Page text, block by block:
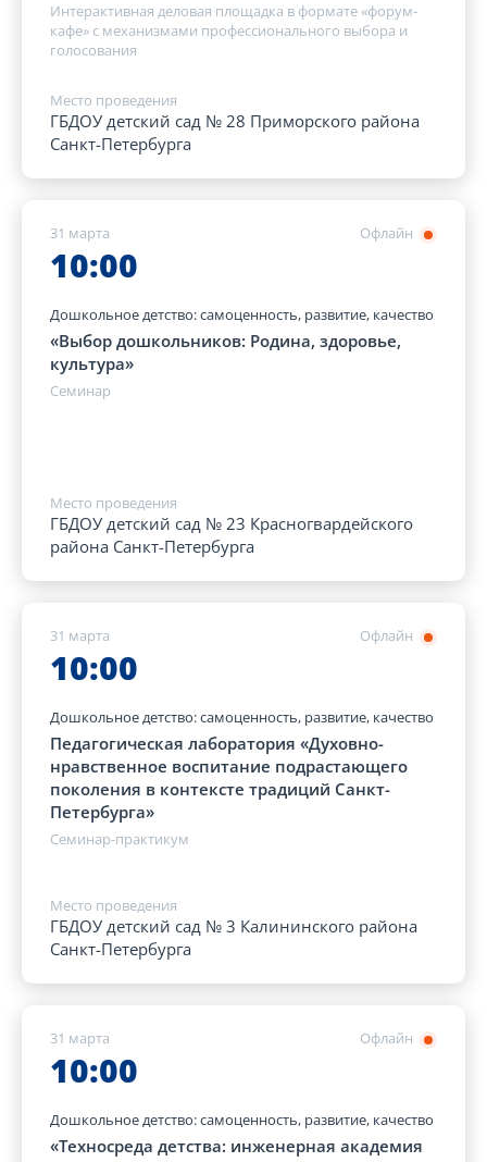
Интерактивная деловая площадка в формате «форум-
кафе» с механизмами профессионального выбора и
голосования
Место проведения
ГБДОУ детский сад № 28 Приморского района
Санкт-Петербурга
Офлайн
31 марта
10:00
Дошкольное детство: самоценность, развитие, качество
«Выбор дошкольников: Родина, здоровье,
культура»
Семинар
Место проведения
ГБДОУ детский сад № 23 Красногвардейского
района Санкт-Петербурга
Офлайн
31 марта
10:00
Дошкольное детство: самоценность, развитие, качество
Педагогическая лаборатория «Духовно-
нравственное воспитание подрастающего
поколения в контексте традиций Санкт-
Петербурга»
Семинар-практикум
Место проведения
ГБДОУ детский сад № 3 Калининского района
Санкт-Петербурга
Офлайн
31 марта
10:00
Дошкольное детство: самоценность, развитие, качество
«Техносреда детства: инженерная академия